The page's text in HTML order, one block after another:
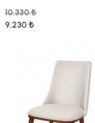
10.330 ₺
9.230 ₺